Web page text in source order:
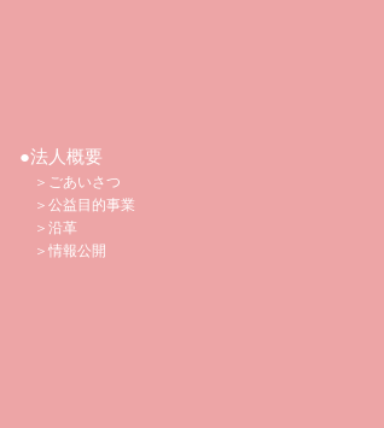
●法人概要
＞ごあいさつ
＞公益目的事業
＞沿革
＞情報公開